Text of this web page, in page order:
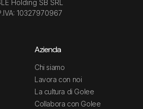
Holding SB SRL
10327970967
Azienda
Chi siamo
Lavora con noi
La cultura di Golee
Collabora con Golee